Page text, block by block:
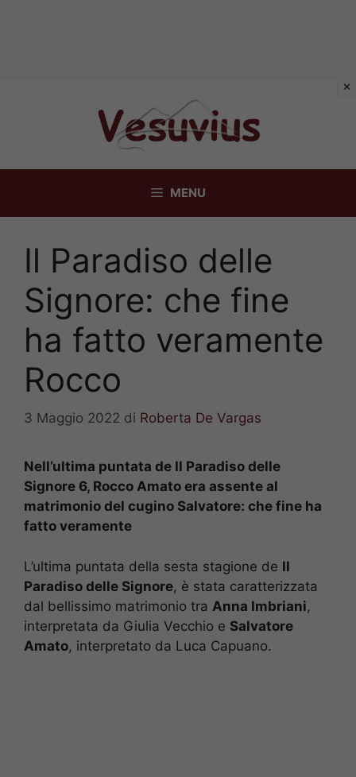
MENU
Il Paradiso delle
Signore: che fine
ha fatto veramente
Rocco
3 Maggio 2022 di Roberta De Vargas
Nell’ultima puntata de Il Paradiso delle
Signore 6, Rocco Amato era assente al
matrimonio del cugino Salvatore: che fine ha
fatto veramente
L’ultima puntata della sesta stagione de Il
Paradiso delle Signore, è stata caratterizzata
dal bellissimo matrimonio tra Anna Imbriani,
interpretata da Giulia Vecchio e Salvatore
Amato, interpretato da Luca Capuano.